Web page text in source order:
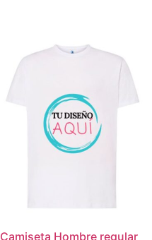
Camiseta Hombre regular